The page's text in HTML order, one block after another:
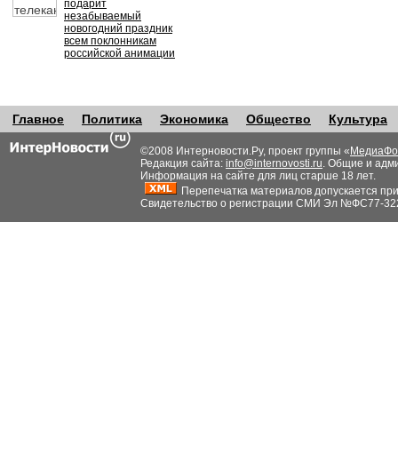
подарит
незабываемый
новогодний праздник
всем поклонникам
российской анимации
Главное Политика Экономика Общество Культура
©2008 Интерновости.Ру, проект группы «
Редакция сайта: info@internovosti.ru. Общие и
Информация на сайте для лиц старше 18 лет.
Перепечатка материалов допускается
Свидетельство о регистрации СМИ Эл №ФС77-